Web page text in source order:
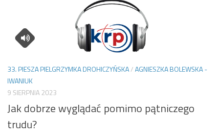
33. PIESZA PIELGRZYMKA DROHICZYŃSKA/AGNIESZKA BOLEWSKA -
IWANIUK
9 SIERPNIA 2023
Jak dobrze wyglądać pomimo pątniczego
trudu?